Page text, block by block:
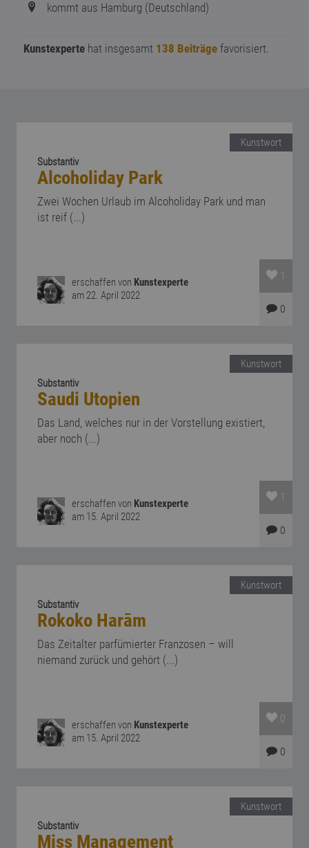
kommt aus Hamburg (Deutschland)
Kunstexpertehat insgesamt 138 Beiträgefavorisiert.
Kunstwort
Substantiv
Alcoholiday Park
Zwei Wochen Urlaub im Alcoholiday Park und man
ist reif (...)
erschaffen von Kunstexperte
am 22. April 2022
1
0
Kunstwort
Substantiv
Saudi Utopien
Das Land, welches nur in der Vorstellung existiert,
aber noch (...)
erschaffen von Kunstexperte
am 15. April 2022
1
0
Kunstwort
Substantiv
Rokoko Harām
Das Zeitalter parfümierter Franzosen – will
niemand zurück und gehört (...)
erschaffen von Kunstexperte
am 15. April 2022
0
0
Kunstwort
Substantiv
Miss Management